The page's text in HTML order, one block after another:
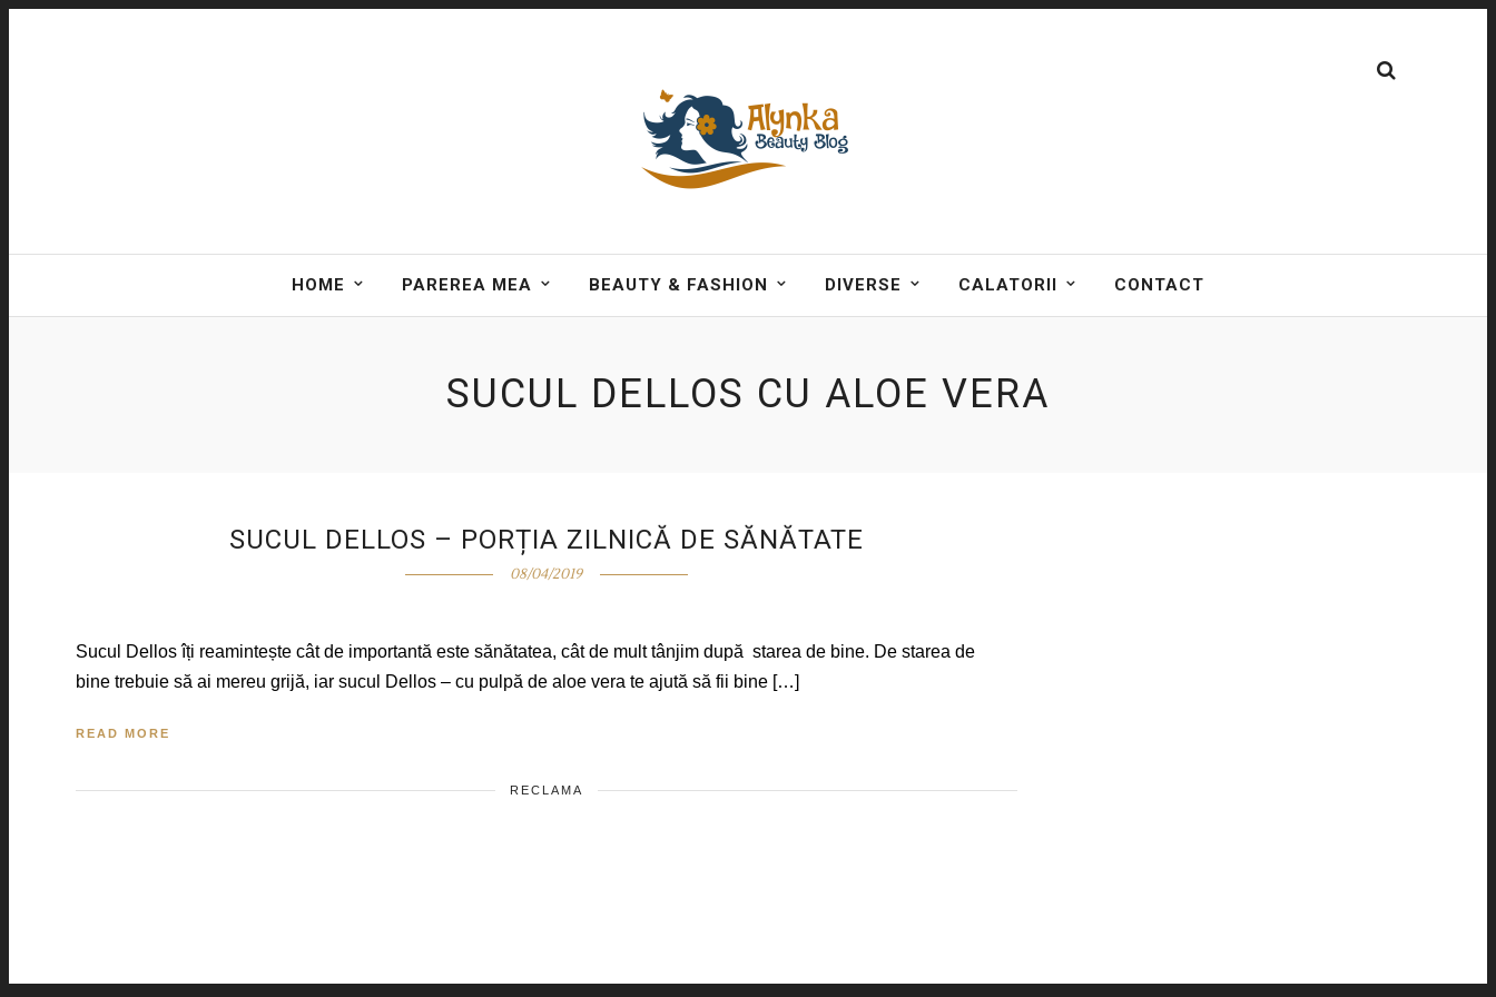
HOME PAREREA MEA BEAUTY & FASHION DIVERSE CALATORII CONTACT
SUCUL DELLOS CU ALOE VERA
SUCUL DELLOS – PORȚIA ZILNICĂ DE SĂNĂTATE
08/04/2019
Sucul Dellos îți reamintește cât de importantă este sănătatea, cât de mult tânjim după starea de bine. De starea de
bine trebuie să ai mereu grijă, iar sucul Dellos – cu pulpă de aloe vera te ajută să fii bine […]
READ MORE
RECLAMA